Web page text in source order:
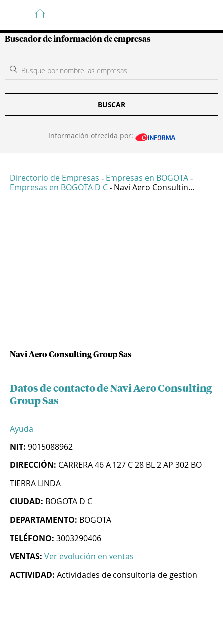
Guía de Empresas Colombianas
Buscador de información de empresas
BUSCAR
Información ofrecida por:
Directorio de Empresas - Empresas en BOGOTA -
Empresas en BOGOTA D C - Navi Aero Consultin...
Navi Aero Consulting Group Sas
Datos de contacto de Navi Aero Consulting
Group Sas
Ayuda
NIT: 9015088962
DIRECCIÓN: CARRERA 46 A 127 C 28 BL 2 AP 302 BO
TIERRA LINDA
CIUDAD: BOGOTA D C
DEPARTAMENTO: BOGOTA
TELÉFONO: 3003290406
VENTAS: Ver evolución en ventas
ACTIVIDAD: Actividades de consultoria de gestion